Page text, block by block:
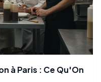
à Paris : Ce Qu'On